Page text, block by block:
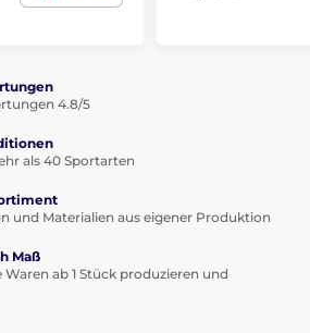
4.8/5
als 40 Sportarten
und Materialien aus eigener Produktion
Maß
ab 1 Stück produzieren und